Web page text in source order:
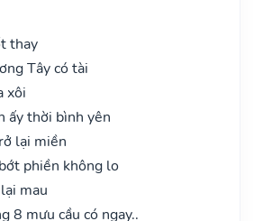
thay
Tây có tài
xôi
ấy thời bình yên
lại miền
phiền không lo
mau
8 mưu cầu có ngay..